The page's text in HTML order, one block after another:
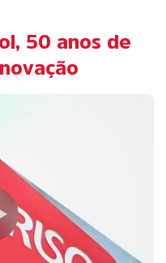
50 anos de